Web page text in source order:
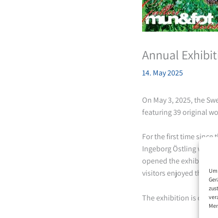
Annual
14. May 2025
On May 3, 2025, the
featuring 39 original
For the first time since
Ingeborg Östling were
opened the exhibition
visitors enjoyed the
The exhibition is open